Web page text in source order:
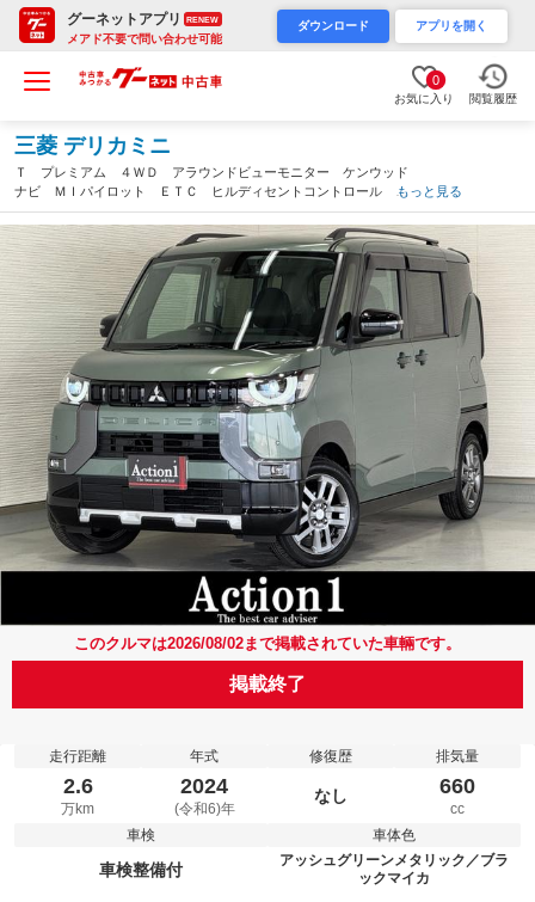
グーネットアプリ RENEW
メアド不要で問い合わせ可能
ダウンロード アプリを開く
0
お気に入り 閲覧履歴
三菱 デリカミニ
Ｔ プレミアム ４ＷＤ アラウンドビューモニター ケンウッド
ナビ ＭＩパイロット ＥＴＣ ヒルディセントコントロール 両
席シートヒーター ステアリングヒーター 両側Ｐスラドア クリ
アランスソナー アダプティブクルコン（岐阜県）
もっと見る
このクルマは2026/08/02まで掲載されていた車輛です。
掲載終了
走行距離
2.6
万km
年式
2024
(令和6)年
修復歴
なし
排気量
660
cc
車検
車検整備付
車体色
アッシュグリーンメタリック／ブラ
ックマイカ